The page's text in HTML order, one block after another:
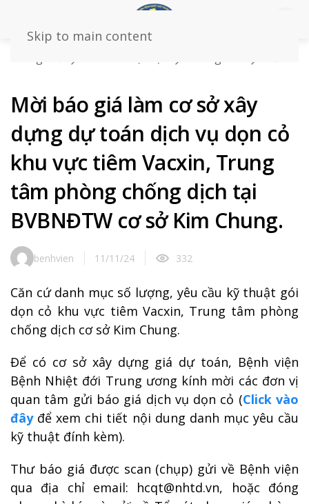
Skip to main content
vực tiêm Vacxin, Trung tâm phòng chống dịch tại
BVBNĐTW cơ sở Kim Chung.
Mời báo giá làm cơ sở xây
dựng dự toán dịch vụ dọn cỏ
khu vực tiêm Vacxin, Trung
tâm phòng chống dịch tại
BVBNĐTW cơ sở Kim Chung.
benhvien 11/11/24 332
Căn cứ danh mục số lượng, yêu cầu kỹ thuật gói
dọn cỏ khu vực tiêm Vacxin, Trung tâm phòng
chống dịch cơ sở Kim Chung.
Để có cơ sở xây dựng giá dự toán, Bệnh viện
Bệnh Nhiệt đới Trung ương kính mời các đơn vị
quan tâm gửi báo giá dịch vụ dọn cỏ (Click vào
đây để xem chi tiết nội dung danh mục yêu cầu
kỹ thuật đính kèm).
Thư báo giá được scan (chụp) gửi về Bệnh viện
qua địa chỉ email: hcqt@nhtd.vn, hoặc đóng